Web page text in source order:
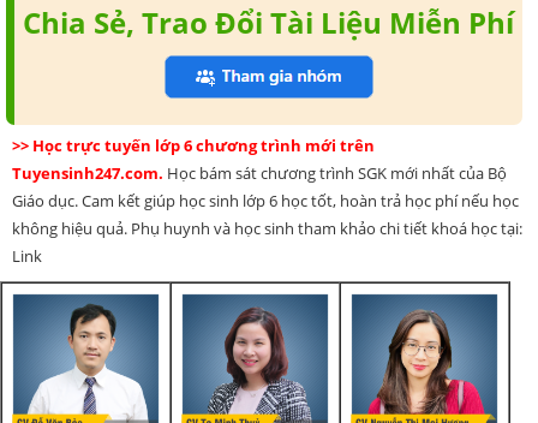
Chia Sẻ, Trao Đổi Tài Liệu Miễn Phí
>> Học trực tuyến lớp 6 chương trình mới trên
Tuyensinh247.com. Học bám sát chương trình SGK mới nhất của Bộ
Giáo dục. Cam kết giúp học sinh lớp 6 học tốt, hoàn trả học phí nếu học
không hiệu quả. Phụ huynh và học sinh tham khảo chi tiết khoá học tại:
Link